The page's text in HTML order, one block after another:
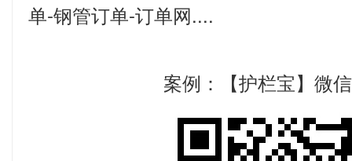
单-钢管订单-订单网....
案例：【护栏宝】微